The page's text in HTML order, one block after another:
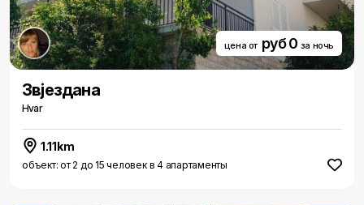
цена от руб 0 за ночь
Звjездана
Hvar
1.11km
объект: от 2 до 15 человек в 4 апартаменты